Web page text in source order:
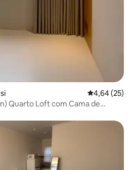
4,64 de uma
4,64 (25)
Quarto Loft com Cama de